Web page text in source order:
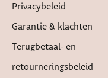
Privacybeleid
Garantie & klachten
Terugbetaal- en
retourneringsbeleid